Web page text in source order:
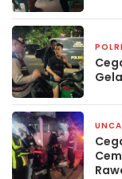
POLRI